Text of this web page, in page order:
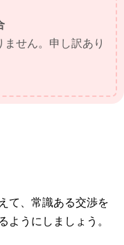
ません。申し訳あり
て、常識ある交渉を
ようにしましょう。